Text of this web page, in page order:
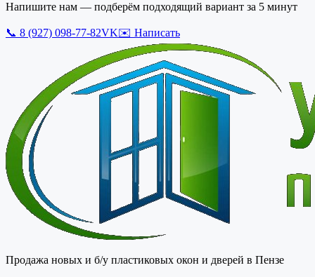
Напишите нам — подберём подходящий вариант за 5 минут
📞 8 (927) 098-77-82VK✉️ Написать
Продажа новых и б/у пластиковых окон и дверей в Пензе